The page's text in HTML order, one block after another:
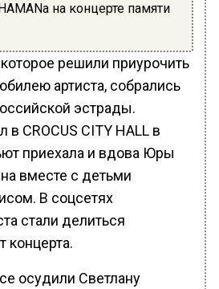
на концерте памяти
решили приурочить
артиста, собрались
эстрады.
в CROCUS CITY HALL в
приехала и вдова Юры
вместе с детьми
В соцсетях
стали делиться
концерта.
осудили Светлану